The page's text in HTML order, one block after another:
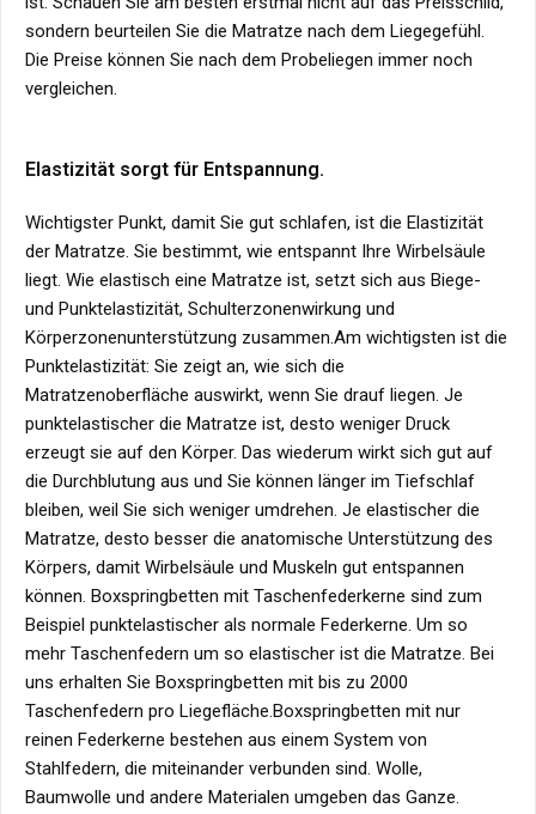
sondern beurteilen Sie die Matratze nach dem Liegegefühl.
Die Preise können Sie nach dem Probeliegen immer noch
vergleichen.
Elastizität sorgt für Entspannung.
Wichtigster Punkt, damit Sie gut schlafen, ist die Elastizität
der Matratze. Sie bestimmt, wie entspannt Ihre Wirbelsäule
liegt. Wie elastisch eine Matratze ist, setzt sich aus Biege-
und Punktelastizität, Schulterzonenwirkung und
Körperzonenunterstützung zusammen.Am wichtigsten ist die
Punktelastizität: Sie zeigt an, wie sich die
Matratzenoberfläche auswirkt, wenn Sie drauf liegen. Je
punktelastischer die Matratze ist, desto weniger Druck
erzeugt sie auf den Körper. Das wiederum wirkt sich gut auf
die Durchblutung aus und Sie können länger im Tiefschlaf
bleiben, weil Sie sich weniger umdrehen. Je elastischer die
Matratze, desto besser die anatomische Unterstützung des
Körpers, damit Wirbelsäule und Muskeln gut entspannen
können. Boxspringbetten mit Taschenfederkerne sind zum
Beispiel punktelastischer als normale Federkerne. Um so
mehr Taschenfedern um so elastischer ist die Matratze. Bei
uns erhalten Sie Boxspringbetten mit bis zu 2000
Taschenfedern pro Liegefläche.Boxspringbetten mit nur
reinen Federkerne bestehen aus einem System von
Stahlfedern, die miteinander verbunden sind. Wolle,
Baumwolle und andere Materialen umgeben das Ganze.